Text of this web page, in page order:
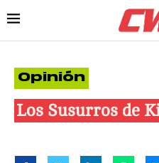
Opinión
Los Susurros de